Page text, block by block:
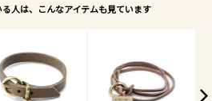
人は、こんなアイテムも見ています